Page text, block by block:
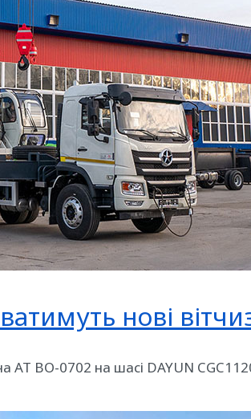
нові
АТ ВО-0702 на шасі DAYUN